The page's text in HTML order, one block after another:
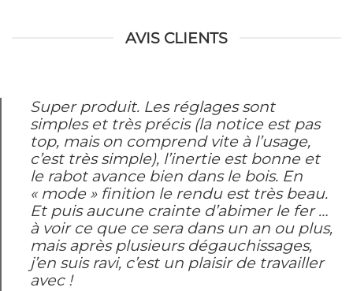
AVIS CLIENTS
Super produit. Les réglages sont
simples et très précis (la notice est pas
top, mais on comprend vite à l’usage,
c’est très simple), l’inertie est bonne et
le rabot avance bien dans le bois. En
« mode » finition le rendu est très beau.
Et puis aucune crainte d’abimer le fer …
à voir ce que ce sera dans un an ou plus,
mais après plusieurs dégauchissages,
j’en suis ravi, c’est un plaisir de travailler
avec !